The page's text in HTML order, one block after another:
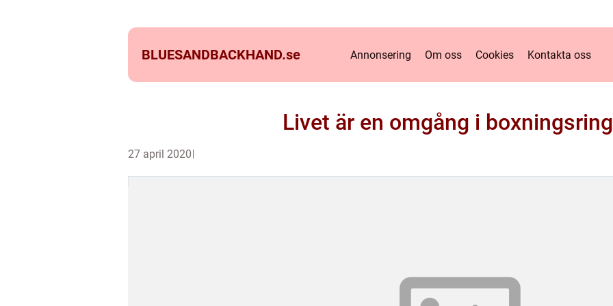
BLUESANDBACKHAND.se Annonsering Om oss Cookies Kontakta oss
Livet är en omgång i
27 april 2020